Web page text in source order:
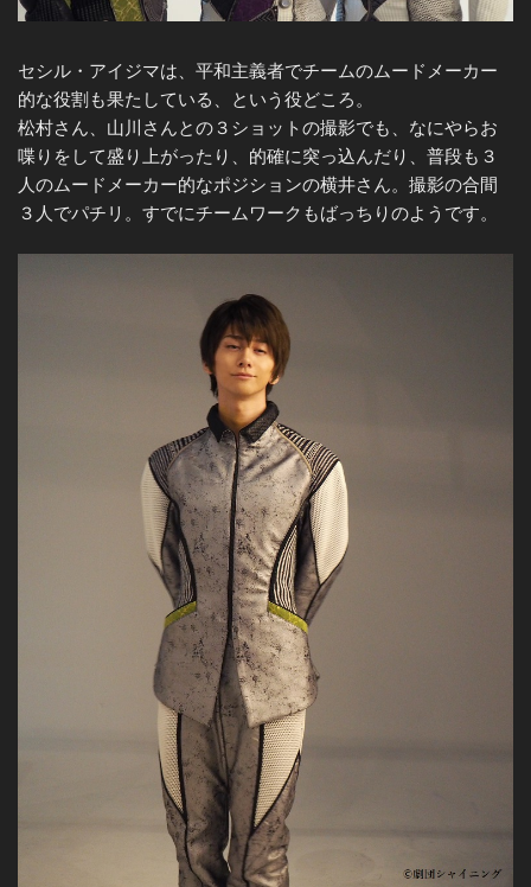
セシル・アイジマは、平和主義者でチームのムードメーカー
的な役割も果たしている、という役どころ。
松村さん、山川さんとの３ショットの撮影でも、なにやらお
喋りをして盛り上がったり、的確に突っ込んだり、普段も３
人のムードメーカー的なポジションの横井さん。撮影の合間
３人でパチリ。すでにチームワークもばっちりのようです。